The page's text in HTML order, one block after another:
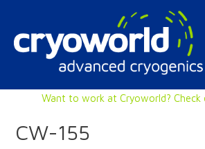
inhoud
Want to work at Cryoworld? Check
CW-155